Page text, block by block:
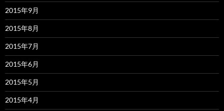
2015年9月
2015年8月
2015年7月
2015年6月
2015年5月
2015年4月